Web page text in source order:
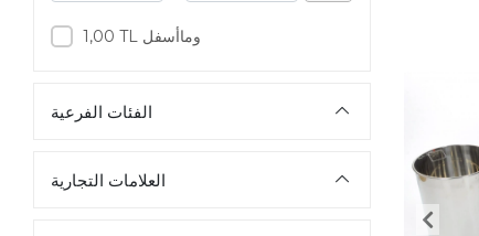
1,00 TL وماأسفل
الفئات الفرعية
العلامات التجارية